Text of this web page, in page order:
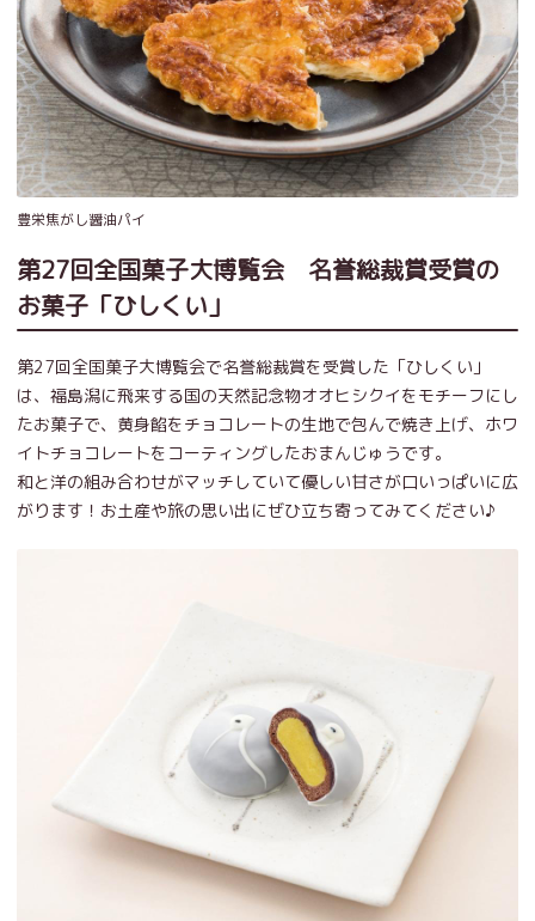
豊栄焦がし醤油パイ
第27回全国菓子大博覧会 名誉総裁賞受賞の
お菓子「ひしくい」
第27回全国菓子大博覧会で名誉総裁賞を受賞した「ひしくい」
は、福島潟に飛来する国の天然記念物オオヒシクイをモチーフにし
たお菓子で、黄身餡をチョコレートの生地で包んで焼き上げ、ホワ
イトチョコレートをコーティングしたおまんじゅうです。
和と洋の組み合わせがマッチしていて優しい甘さが口いっぱいに広
がります！お土産や旅の思い出にぜひ立ち寄ってみてください♪